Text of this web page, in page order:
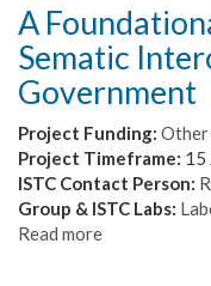
e
l'abilitazione
lavoro
per
processi
(Semantics
for
A
Sematic
Government
Project Funding:
Project Timeframe: 15
ISTC Contact Person:
Group & ISTC Labs:
Read more